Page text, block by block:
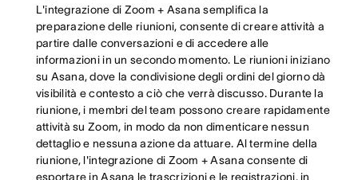
L'integrazione di Zoom + Asana semplifica la
preparazione delle riunioni, consente di creare attività a
partire dalle conversazioni e di accedere alle
informazioni in un secondo momento. Le riunioni iniziano
su Asana, dove la condivisione degli ordini del giorno dà
visibilità e contesto a ciò che verrà discusso. Durante la
riunione, i membri del team possono creare rapidamente
attività su Zoom, in modo da non dimenticare nessun
dettaglio e nessuna azione da attuare. Al termine della
riunione, l'integrazione di Zoom + Asana consente di
esportare in Asana le trascrizioni e le registrazioni, in